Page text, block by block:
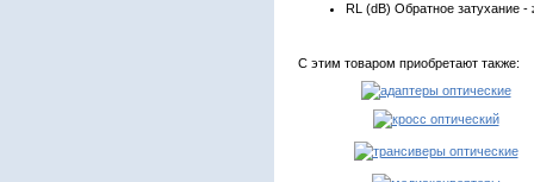
RL (dB) Обратное затухание -
С этим товаром приобретают также: